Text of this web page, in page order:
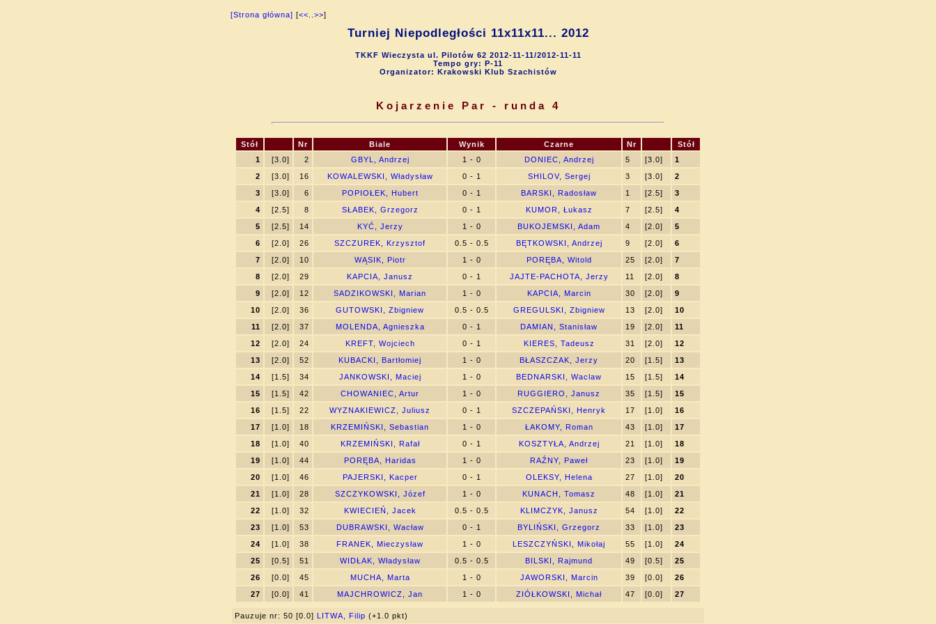
[Strona główna] [<< >>]
Turniej Niepodległości 11x11x11... 2012
TKKF Wieczysta ul. Pilotów 62 2012-11-11/2012-11-11
Tempo gry: P-11
Organizator: Krakowski Klub Szachistów
Kojarzenie Par - runda 4
Stół Nr Biale Wynik Czarne Nr
Stół
1
[3.0] 2 GBYL, Andrzej 1 - 0 DONIEC, Andrzej 5 [3.0]
1
2
[3.0] 16 KOWALEWSKI, Władysław 0 - 1 SHILOV, Sergej 3 [3.0]
2
3
[3.0] 6 POPIOŁEK, Hubert 0 - 1 BARSKI, Radosław 1 [2.5]
3
4
[2.5] 8 SŁABEK, Grzegorz 0 - 1 KUMOR, Łukasz 7 [2.5]
4
5
[2.5] 14 KYĆ, Jerzy 1 - 0 BUKOJEMSKI, Adam 4 [2.0]
5
6
[2.0] 26 SZCZUREK, Krzysztof 0.5 - 0.5 BĘTKOWSKI, Andrzej 9 [2.0]
6
7
[2.0] 10 WĄSIK, Piotr 1 - 0 PORĘBA, Witold 25 [2.0]
7
8
[2.0] 29 KAPCIA, Janusz 0 - 1 JAJTE-PACHOTA, Jerzy 11 [2.0]
8
9
[2.0] 12 SADZIKOWSKI, Marian 1 - 0 KAPCIA, Marcin 30 [2.0]
9
10
[2.0] 36 GUTOWSKI, Zbigniew 0.5 - 0.5 GREGULSKI, Zbigniew 13 [2.0]
10
11
[2.0] 37 MOLENDA, Agnieszka 0 - 1 DAMIAN, Stanisław 19 [2.0]
11
12
[2.0] 24 KREFT, Wojciech 0 - 1 KIERES, Tadeusz 31 [2.0]
12
13
[2.0] 52 KUBACKI, Bartłomiej 1 - 0 BŁASZCZAK, Jerzy 20 [1.5]
13
14
[1.5] 34 JANKOWSKI, Maciej 1 - 0 BEDNARSKI, Waclaw 15 [1.5]
14
15
[1.5] 42 CHOWANIEC, Artur 1 - 0 RUGGIERO, Janusz 35 [1.5]
15
16
[1.5] 22 WYZNAKIEWICZ, Juliusz 0 - 1 SZCZEPAŃSKI, Henryk 17 [1.0]
16
17
[1.0] 18 KRZEMIŃSKI, Sebastian 1 - 0 ŁAKOMY, Roman 43 [1.0]
17
18
[1.0] 40 KRZEMIŃSKI, Rafał 0 - 1 KOSZTYŁA, Andrzej 21 [1.0]
18
19
[1.0] 44 PORĘBA, Haridas 1 - 0 RAŹNY, Paweł 23 [1.0]
19
20
[1.0] 46 PAJERSKI, Kacper 0 - 1 OLEKSY, Helena 27 [1.0]
20
21
[1.0] 28 SZCZYKOWSKI, Józef 1 - 0 KUNACH, Tomasz 48 [1.0]
21
22
[1.0] 32 KWIECIEŃ, Jacek 0.5 - 0.5 KLIMCZYK, Janusz 54 [1.0]
22
23
[1.0] 53 DUBRAWSKI, Wacław 0 - 1 BYLIŃSKI, Grzegorz 33 [1.0]
23
24
[1.0] 38 FRANEK, Mieczysław 1 - 0 LESZCZYŃSKI, Mikołaj 55 [1.0]
24
25
[0.5] 51 WIDŁAK, Władysław 0.5 - 0.5 BILSKI, Rajmund 49 [0.5]
25
26
[0.0] 45 MUCHA, Marta 1 - 0 JAWORSKI, Marcin 39 [0.0]
26
27
[0.0] 41 MAJCHROWICZ, Jan 1 - 0 ZIÓŁKOWSKI, Michał 47 [0.0] 27
Pauzuje nr: 50 [0.0] LITWA, Filip (+1.0 pkt)